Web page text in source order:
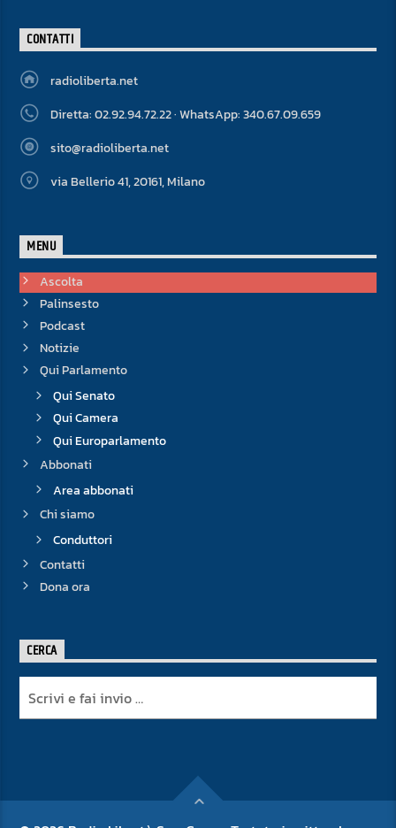
CONTATTI
radioliberta.net
Diretta: 02.92.94.72.22 · WhatsApp: 340.67.09.659
sito@radioliberta.net
via Bellerio 41, 20161, Milano
MENU
Ascolta
Palinsesto
Podcast
Notizie
Qui Parlamento
Qui Senato
Qui Camera
Qui Europarlamento
Abbonati
Area abbonati
Chi siamo
Conduttori
Contatti
Dona ora
CERCA